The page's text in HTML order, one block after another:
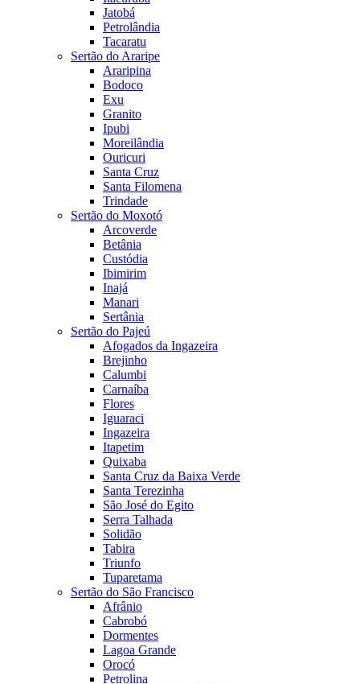
Jatobá
Petrolândia
Tacaratu
Sertão do Araripe
Araripina
Bodoco
Exu
Granito
Ipubi
Moreilândia
Ouricuri
Santa Cruz
Santa Filomena
Trindade
Sertão do Moxotó
Arcoverde
Betânia
Custódia
Ibimirim
Inajá
Manari
Sertânia
Sertão do Pajeú
Afogados da Ingazeira
Brejinho
Calumbi
Carnaíba
Flores
Iguaraci
Ingazeira
Itapetim
Quixaba
Santa Cruz da Baixa Verde
Santa Terezinha
São José do Egito
Serra Talhada
Solidão
Tabira
Triunfo
Tuparetama
Sertão do São Francisco
Afrânio
Cabrobó
Dormentes
Lagoa Grande
Orocó
Petrolina